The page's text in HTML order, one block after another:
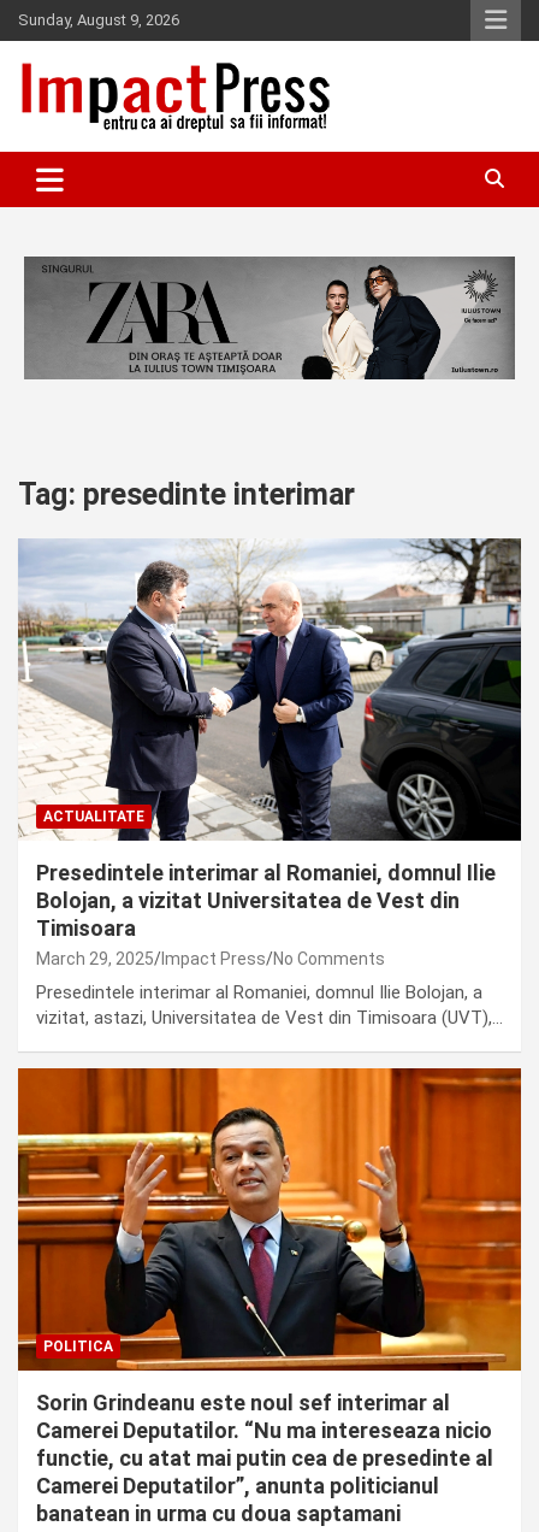
Skip
to
content
Sunday, August 9, 2026
IMPACTPRESS
Tag: presedinte interimar
ACTUALITATE
Presedintele interimar al Romaniei, domnul Ilie
Bolojan, a vizitat Universitatea de Vest din
Timisoara
March 29, 2025 Impact Press No Comments
Presedintele interimar al Romaniei, domnul Ilie Bolojan, a
vizitat, astazi, Universitatea de Vest din Timisoara (UVT),…
POLITICA
Sorin Grindeanu este noul sef interimar al
Camerei Deputatilor. “Nu ma intereseaza nicio
functie, cu atat mai putin cea de presedinte al
Camerei Deputatilor”, anunta politicianul
banatean in urma cu doua saptamani